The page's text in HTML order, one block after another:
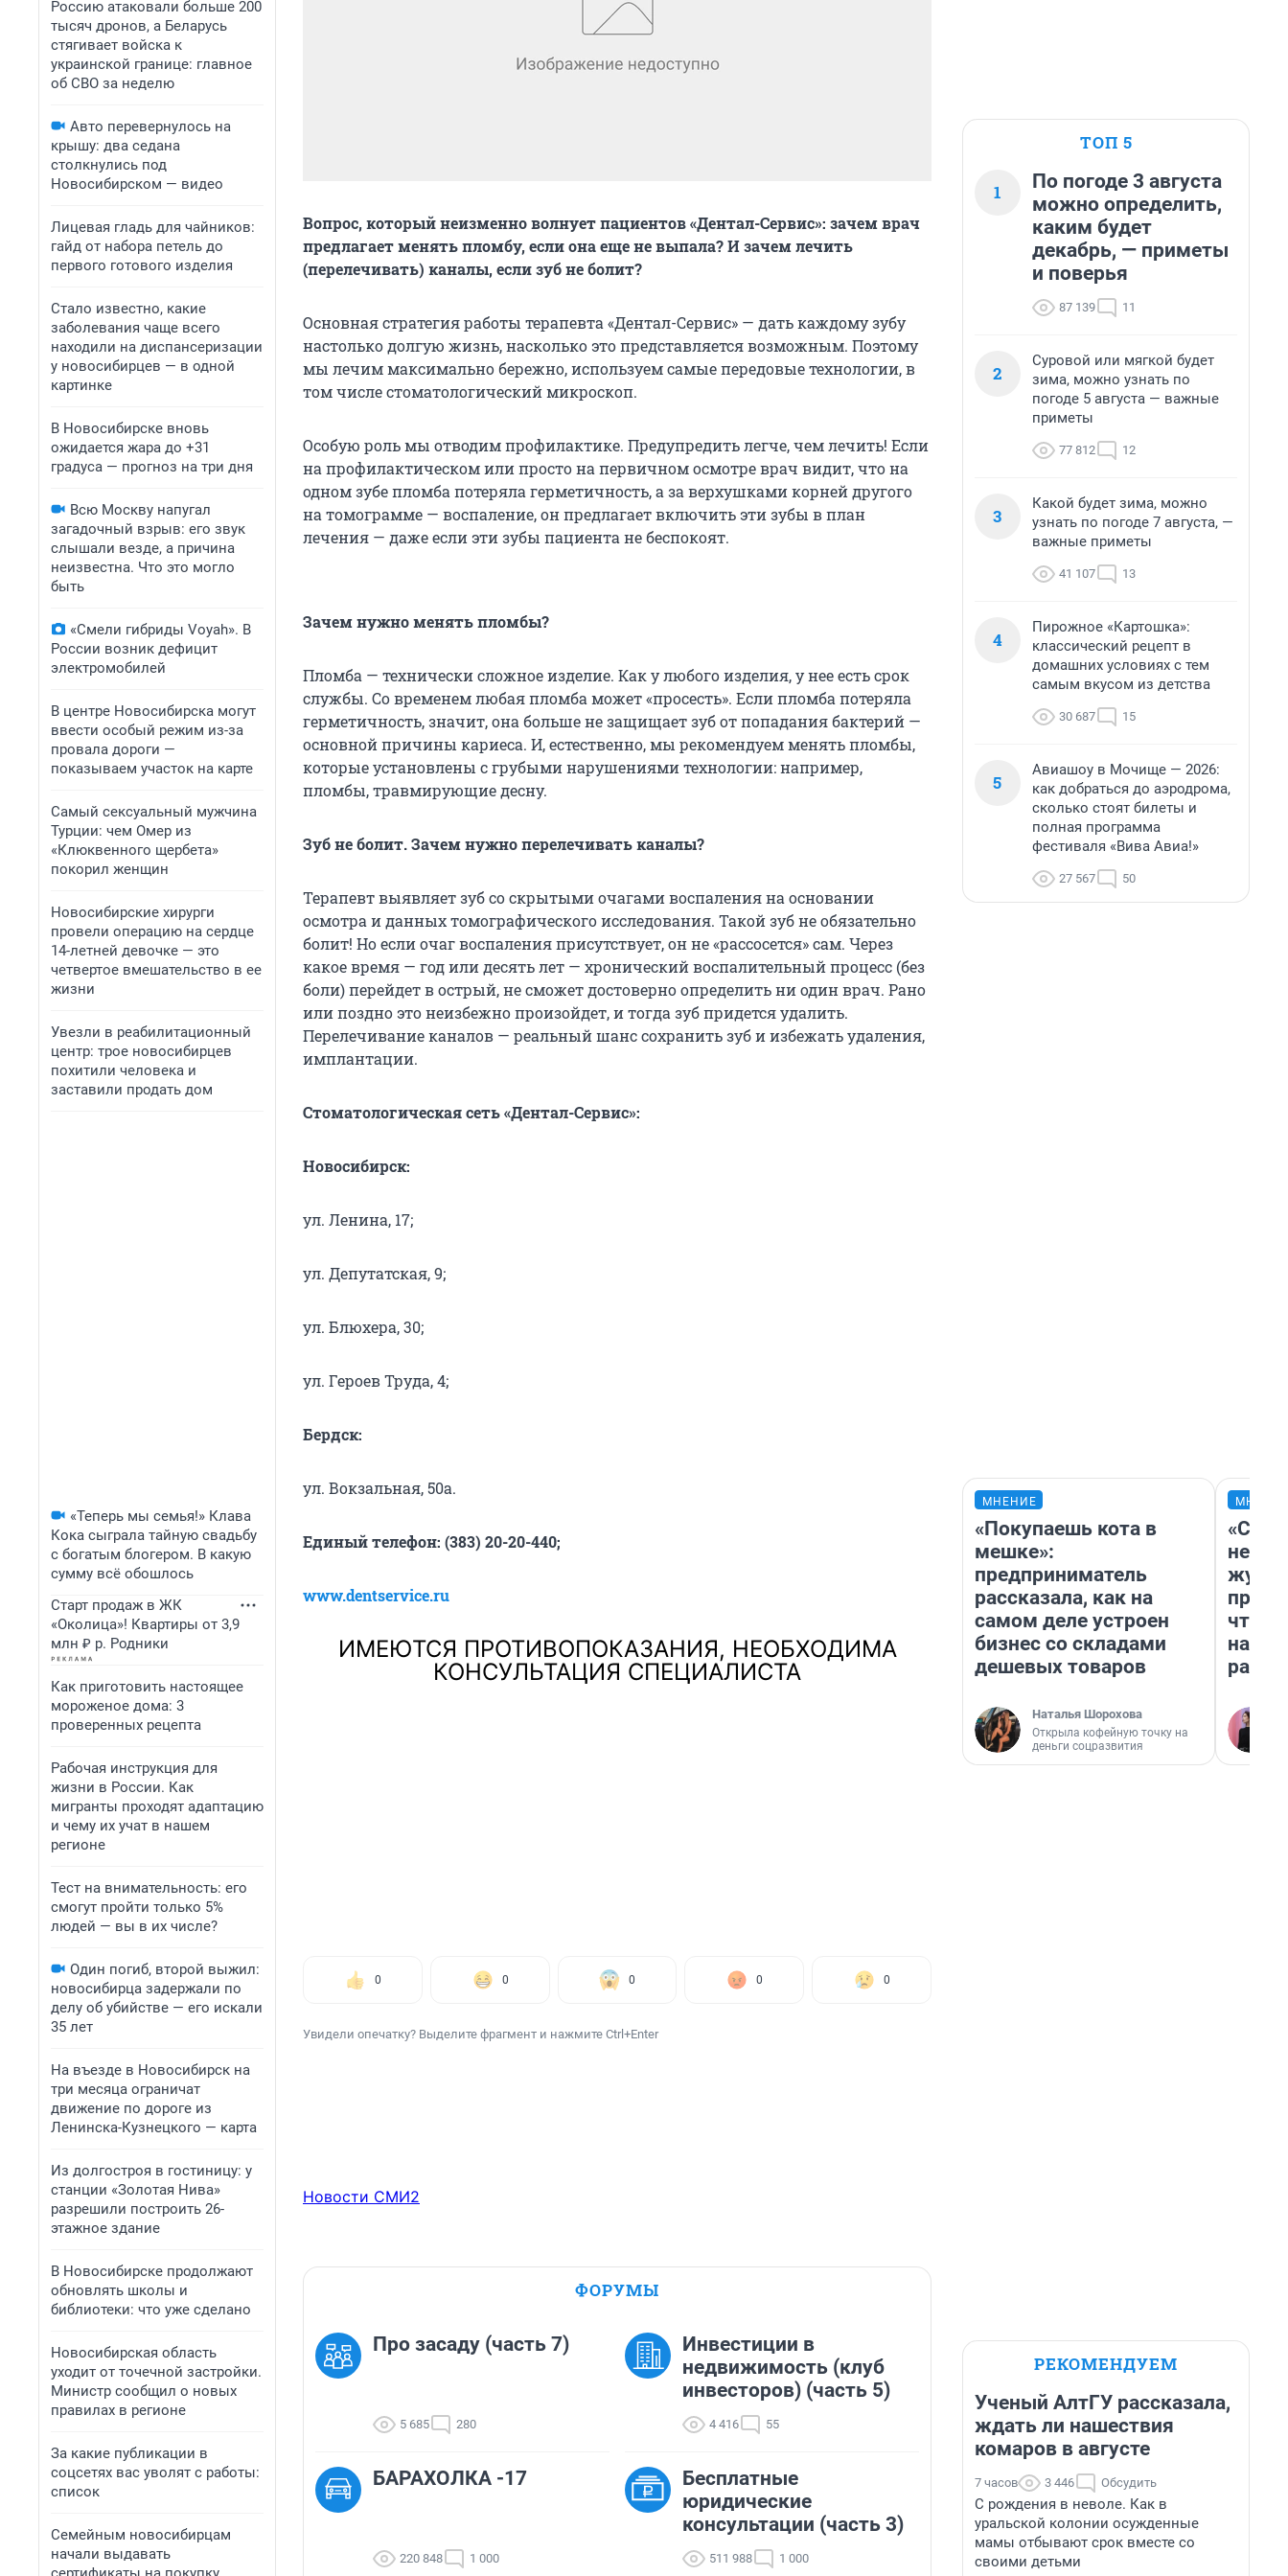
Россию атаковали больше 200
тысяч дронов, а Беларусь
стягивает войска к
украинской границе: главное
об СВО за неделю
Авто перевернулось на
крышу: два седана
столкнулись под
Новосибирском — видео
Лицевая гладь для чайников:
гайд от набора петель до
первого готового изделия
Стало известно, какие
заболевания чаще всего
находили на диспансеризации
у новосибирцев — в одной
картинке
В Новосибирске вновь
ожидается жара до +31
градуса — прогноз на три дня
Всю Москву напугал
загадочный взрыв: его звук
слышали везде, а причина
неизвестна. Что это могло
быть
«Смели гибриды Voyah». В
России возник дефицит
электромобилей
В центре Новосибирска могут
ввести особый режим из-за
провала дороги —
показываем участок на карте
Самый сексуальный мужчина
Турции: чем Омер из
«Клюквенного щербета»
покорил женщин
Новосибирские хирурги
провели операцию на сердце
14-летней девочке — это
четвертое вмешательство в ее
жизни
Увезли в реабилитационный
центр: трое новосибирцев
похитили человека и
заставили продать дом
«Теперь мы семья!» Клава
Кока сыграла тайную свадьбу
с богатым блогером. В какую
сумму всё обошлось
Старт продаж в ЖК
«Околица»! Квартиры от 3,9
млн ₽ р. Родники
Как приготовить настоящее
мороженое дома: 3
проверенных рецепта
Рабочая инструкция для
жизни в России. Как
мигранты проходят адаптацию
и чему их учат в нашем
регионе
Тест на внимательность: его
смогут пройти только 5%
людей — вы в их числе?
Один погиб, второй выжил:
новосибирца задержали по
делу об убийстве — его искали
35 лет
На въезде в Новосибирск на
три месяца ограничат
движение по дороге из
Ленинска-Кузнецкого — карта
Из долгостроя в гостиницу: у
станции «Золотая Нива»
разрешили построить 26-
этажное здание
В Новосибирске продолжают
обновлять школы и
библиотеки: что уже сделано
Новосибирская область
уходит от точечной застройки.
Министр сообщил о новых
правилах в регионе
За какие публикации в
соцсетях вас уволят с работы:
список
Семейным новосибирцам
начали выдавать
Вопрос, который неизменно волнует пациентов «Дентал-Сервис»: зачем врач
предлагает менять пломбу, если она еще не выпала? И зачем лечить
(перелечивать) каналы, если зуб не болит?
Основная стратегия работы терапевта «Дентал-Сервис» — дать каждому зубу
настолько долгую жизнь, насколько это представляется возможным. Поэтому
мы лечим максимально бережно, используем самые передовые технологии, в
том числе стоматологический микроскоп.
Особую роль мы отводим профилактике. Предупредить легче, чем лечить! Если
на профилактическом или просто на первичном осмотре врач видит, что на
одном зубе пломба потеряла герметичность, а за верхушками корней другого
на томограмме — воспаление, он предлагает включить эти зубы в план
лечения — даже если эти зубы пациента не беспокоят.
Зачем нужно менять пломбы?
Пломба — технически сложное изделие. Как у любого изделия, у нее есть срок
службы. Со временем любая пломба может «просесть». Если пломба потеряла
герметичность, значит, она больше не защищает зуб от попадания бактерий —
основной причины кариеса. И, естественно, мы рекомендуем менять пломбы,
которые установлены с грубыми нарушениями технологии: например,
пломбы, травмирующие десну.
Зуб не болит. Зачем нужно перелечивать каналы?
Терапевт выявляет зуб со скрытыми очагами воспаления на основании
осмотра и данных томографического исследования. Такой зуб не обязательно
болит! Но если очаг воспаления присутствует, он не «рассосется» сам. Через
какое время — год или десять лет — хронический воспалительный процесс (без
боли) перейдет в острый, не сможет достоверно определить ни один врач. Рано
или поздно это неизбежно произойдет, и тогда зуб придется удалить.
Перелечивание каналов — реальный шанс сохранить зуб и избежать удаления,
имплантации.
Стоматологическая сеть «Дентал-Сервис»:
Новосибирск:
ул. Ленина, 17;
ул. Депутатская, 9;
ул. Блюхера, 30;
ул. Героев Труда, 4;
Бердск:
ул. Вокзальная, 50а.
Единый телефон: (383) 20-20-440;
www.dentservice.ru
ИМЕЮТСЯ ПРОТИВОПОКАЗАНИЯ, НЕОБХОДИМА
КОНСУЛЬТАЦИЯ СПЕЦИАЛИСТА
0 0 0 0 0
Увидели опечатку? Выделите фрагмент и нажмите Ctrl+Enter
Новости СМИ2
ФОРУМЫ
Про засаду (часть 7)
5 685 280
Инвестиции в
недвижимость (клуб
инвесторов) (часть 5)
4 416 55
БАРАХОЛКА -17
220 848 1 000
Бесплатные
юридические
консультации (часть 3)
511 988 1 000
ТОП 5
1
По погоде 3 августа
можно определить,
каким будет
декабрь, — приметы
и поверья
87 139 11
2
Суровой или мягкой будет
зима, можно узнать по
погоде 5 августа — важные
приметы
77 812 12
3
Какой будет зима, можно
узнать по погоде 7 августа, —
важные приметы
41 107 13
4
Пирожное «Картошка»:
классический рецепт в
домашних условиях с тем
самым вкусом из детства
30 687 15
5
Авиашоу в Мочище — 2026:
как добраться до аэродрома,
сколько стоят билеты и
полная программа
фестиваля «Вива Авиа!»
27 567 50
МНЕНИЕ
«Покупаешь кота в
мешке»:
предприниматель
рассказала, как на
самом деле устроен
бизнес со складами
дешевых товаров
Наталья Шорохова
Открыла кофейную точку на
деньги соцразвития
на
ради
РЕКОМЕНДУЕМ
Ученый АлтГУ рассказала,
ждать ли нашествия
комаров в августе
7 часов 3 446 Обсудить
С рождения в неволе. Как в
уральской колонии осужденные
мамы отбывают срок вместе со
своими детьми